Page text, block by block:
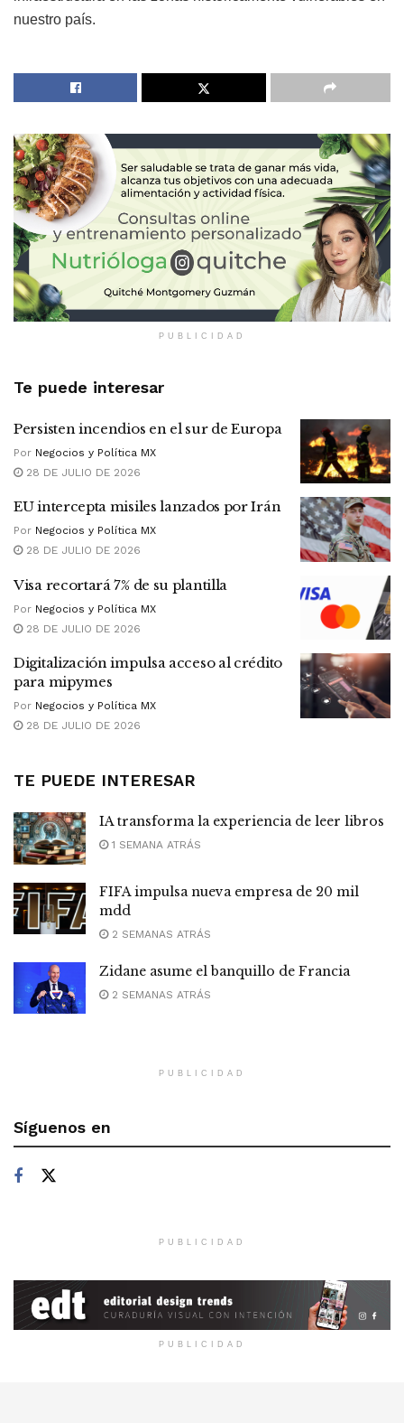
nuestro país.
PUBLICIDAD
Te puede interesar
Persisten incendios en el sur de Europa
Por Negocios y Política MX
28 DE JULIO DE 2026
EU intercepta misiles lanzados por Irán
Por Negocios y Política MX
28 DE JULIO DE 2026
Visa recortará 7% de su plantilla
Por Negocios y Política MX
28 DE JULIO DE 2026
Digitalización impulsa acceso al crédito
para mipymes
Por Negocios y Política MX
28 DE JULIO DE 2026
TE PUEDE INTERESAR
IA transforma la experiencia de leer libros
1 SEMANA ATRÁS
FIFA impulsa nueva empresa de 20 mil
mdd
2 SEMANAS ATRÁS
Zidane asume el banquillo de Francia
2 SEMANAS ATRÁS
PUBLICIDAD
Síguenos en
PUBLICIDAD
PUBLICIDAD